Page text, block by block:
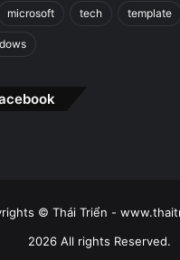
microsoft tech template
© Thái Triển -
2026 All rights Reserved.